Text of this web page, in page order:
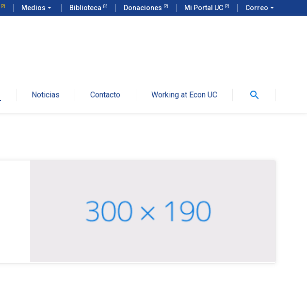
Medios arrow_drop_down Biblioteca Donaciones Mi Portal UC Correo arrow_drop_down
Noticias Contacto Working at Econ UC search